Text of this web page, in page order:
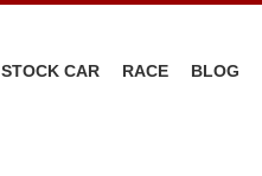
STOCK CAR RACE BLOG